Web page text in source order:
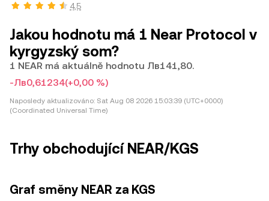
4,5
Jakou hodnotu má 1 Near Protocol v
kyrgyzský som?
1 NEAR má aktuálně hodnotu Лв141,80.
-Лв0,61234(+0,00 %)
Naposledy aktualizováno: Sat Aug 08 2026 15:03:39 (UTC+0000)
(Coordinated Universal Time)
Trhy obchodující NEAR/KGS
Graf směny NEAR za KGS